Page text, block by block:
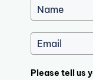
Please tell us